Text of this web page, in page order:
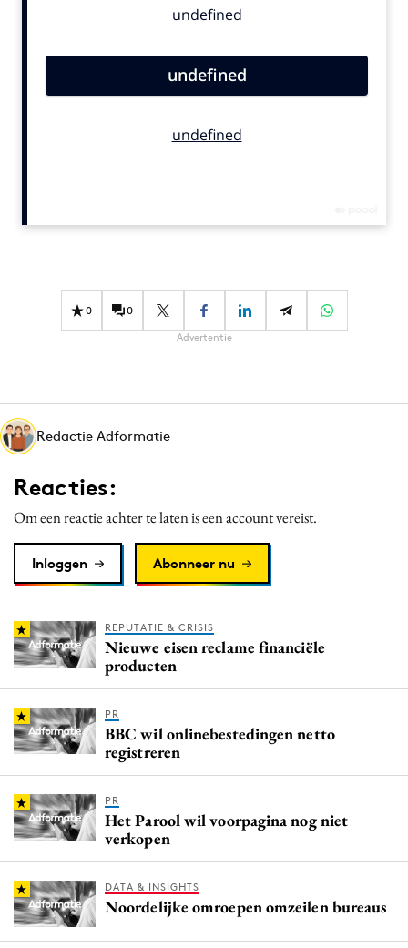
Contentmarketing
Effectiviteit
Gedragsverandering
Martech
Media
Merkstrategie
PR
Programmatic
Reputatie & crisis
0 0
Advertentie
Redactie Adformatie
Reacties:
Om een reactie achter te laten is een account vereist.
Inloggen Abonneer nu
REPUTATIE & CRISIS
Nieuwe eisen reclame financiële
producten
PR
BBC wil onlinebestedingen netto
registreren
PR
Het Parool wil voorpagina nog niet
verkopen
DATA & INSIGHTS
Noordelijke omroepen omzeilen bureaus